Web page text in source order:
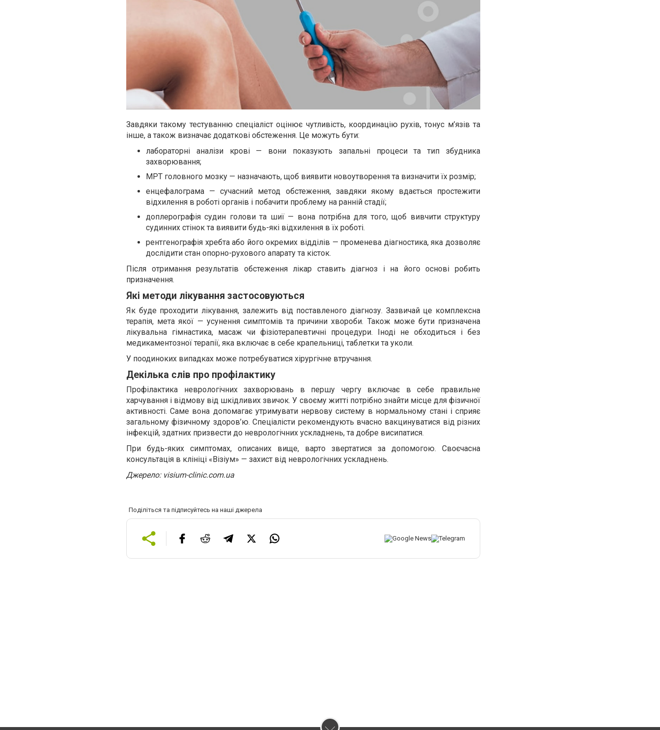
Завдяки такому тестуванню спеціаліст оцінює чутливість, координацію рухів, тонус м’язів та
інше, а також визначає додаткові обстеження. Це можуть бути:
лабораторні аналізи крові — вони показують запальні процеси та тип збудника
захворювання;
МРТ головного мозку — назначають, щоб виявити новоутворення та визначити їх розмір;
енцефалограма — сучасний метод обстеження, завдяки якому вдається простежити
відхилення в роботі органів і побачити проблему на ранній стадії;
доплерографія судин голови та шиї — вона потрібна для того, щоб вивчити структуру
судинних стінок та виявити будь-які відхилення в їх роботі.
рентгенографія хребта або його окремих відділів — променева діагностика, яка дозволяє
дослідити стан опорно-рухового апарату та кісток.
Після отримання результатів обстеження лікар ставить діагноз і на його основі робить
призначення.
Які методи лікування застосовуються
Як буде проходити лікування, залежить від поставленого діагнозу. Зазвичай це комплексна
терапія, мета якої — усунення симптомів та причини хвороби. Також може бути призначена
лікувальна гімнастика, масаж чи фізіотерапевтичні процедури. Іноді не обходиться і без
медикаментозної терапії, яка включає в себе крапельниці, таблетки та уколи.
У поодиноких випадках може потребуватися хірургічне втручання.
Декілька слів про профілактику
Профілактика неврологічних захворювань в першу чергу включає в себе правильне
харчування і відмову від шкідливих звичок. У своєму житті потрібно знайти місце для фізичної
активності. Саме вона допомагає утримувати нервову систему в нормальному стані і сприяє
загальному фізичному здоров’ю. Спеціалісти рекомендують вчасно вакцинуватися від різних
інфекцій, здатних призвести до неврологічних ускладнень, та добре висипатися.
При будь-яких симптомах, описаних вище, варто звертатися за допомогою. Своєчасна
консультація в клініці «Візіум» — захист від неврологічних ускладнень.
Джерело: visium-clinic.com.ua
Поділіться та підписуйтесь на наші джерела